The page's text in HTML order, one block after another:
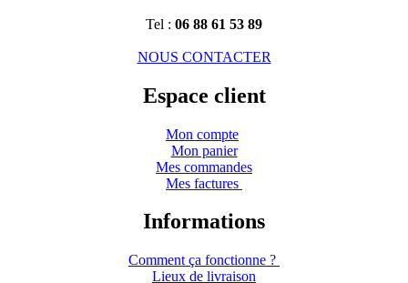
Tel : 06 88 61 53 89
NOUS CONTACTER
Espace client
Mon compte
Mon panier
Mes commandes
Mes factures
Informations
Comment ça fonctionne ?
Lieux de livraison